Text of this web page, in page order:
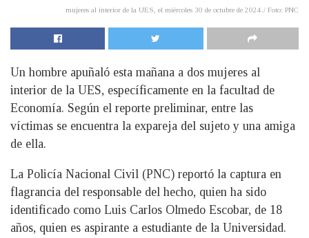
mujeres al interior de la UES, el miércoles 30 de octubre de 2024./ Foto: PNC
Un hombre apuñaló esta mañana a dos mujeres al
interior de la UES, específicamente en la facultad de
Economía. Según el reporte preliminar, entre las
víctimas se encuentra la expareja del sujeto y una amiga
de ella.
La Policía Nacional Civil (PNC) reportó la captura en
flagrancia del responsable del hecho, quien ha sido
identificado como Luis Carlos Olmedo Escobar, de 18
años, quien es aspirante a estudiante de la Universidad.